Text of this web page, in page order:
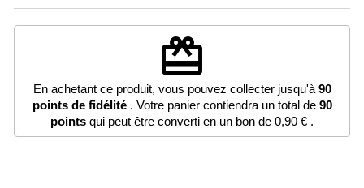
redeem
En achetant ce produit, vous pouvez collecter jusqu'à 90
points de fidélité. Votre panier contiendra un total de 90
points qui peut être converti en un bon de 0,90 € .